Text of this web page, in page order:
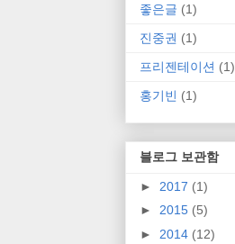
좋은글 (1)
진중권 (1)
프리젠테이션 (1)
홍기빈 (1)
블로그 보관함
► 2017 (1)
► 2015 (5)
► 2014 (12)